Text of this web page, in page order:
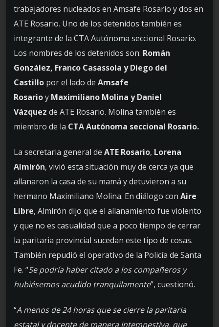
trabajadores nucleados en Amsafe Rosario y dos en
ATE Rosario. Uno de los detenidos también es
integrante de la CTA Autónoma seccional Rosario.
Los nombres de los detenidos son: Román
González, Franco Casassola y Diego del
Castillo por el lado de Amsafe
Rosarioy Maximiliano Molina y Daniel
Vázquez de ATE Rosario. Molina también es
miembro de la CTA Autónoma seccional Rosario.
La secretaria general de ATE Rosario, Lorena
Almirón, vivió esta situación muy de cerca ya que
allanaron la casa de su mamá y detuvieron a su
hermano Maximiliano Molina. En diálogo con Aire
Libre, Almirón dijo que el allanamiento fue violento
y que no es casualidad que a poco tiempo de cerrar
la paritaria provincial sucedan este tipo de cosas.
También repudió el operativo de la Policía de Santa
Fe. “Se podría haber citado a los compañeros y
hubiésemos acudido tranquilamente”, cuestionó.
“A menos de 24 horas que se cierre la paritaria
estatal y docente de manera intempestiva, que